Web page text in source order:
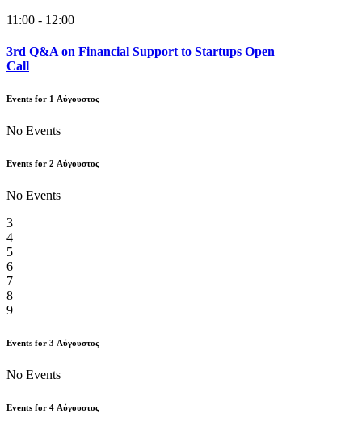
11:00 - 12:00
3rd Q&A on Financial Support to Startups Open
Call
Events for 1 Αύγουστος
No Events
Events for 2 Αύγουστος
No Events
3
4
5
6
7
8
9
Events for 3 Αύγουστος
No Events
Events for 4 Αύγουστος